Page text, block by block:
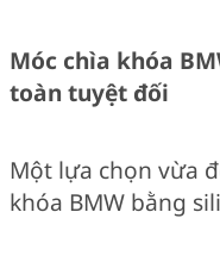
Móc chìa khóa
toàn tuyệt đối
Một lựa chọn vừa
khóa BMW bằng